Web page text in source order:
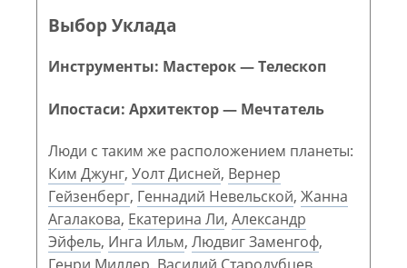
Выбор Уклада
Инструменты: Мастерок — Телескоп
Ипостаси: Архитектор — Мечтатель
Люди с таким же расположением планеты:
Ким Джунг, Уолт Дисней, Вернер
Гейзенберг, Геннадий Невельской, Жанна
Агалакова, Екатерина Ли, Александр
Эйфель, Инга Ильм, Людвиг Заменгоф,